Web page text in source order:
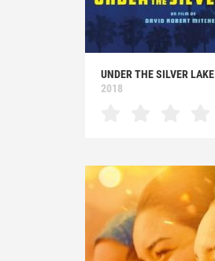
UNDER THE SILVER LAKE
2018